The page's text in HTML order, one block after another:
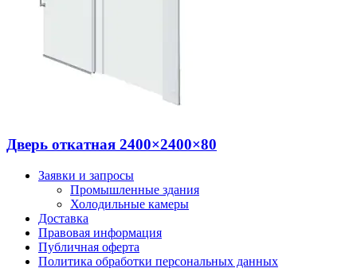
Дверь откатная 2400×2400×80
Заявки и запросы
Промышленные здания
Холодильные камеры
Доставка
Правовая информация
Публичная оферта
Политика обработки персональных данных